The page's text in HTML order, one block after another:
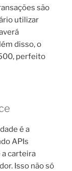
são
utilizar
disso, o
perfeito
é a
APIs
a carteira
Isso não só